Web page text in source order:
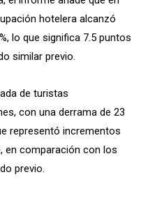
hotelera alcanzó
lo que significa 7.5 puntos
similar previo.
de turistas
con una derrama de 23
representó incrementos
en comparación con los
previo.